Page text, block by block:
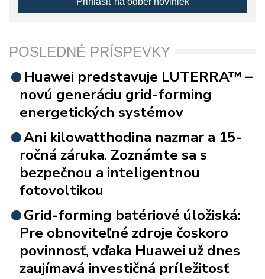
POSLEDNÉ PRÍSPEVKY
Huawei predstavuje LUTERRA™ –
novú generáciu grid-forming
energetických systémov
Ani kilowatthodina nazmar a 15-
ročná záruka. Zoznámte sa s
bezpečnou a inteligentnou
fotovoltikou
Grid-forming batériové úložiská:
Pre obnoviteľné zdroje čoskoro
povinnosť, vďaka Huawei už dnes
zaujímavá investičná príležitosť